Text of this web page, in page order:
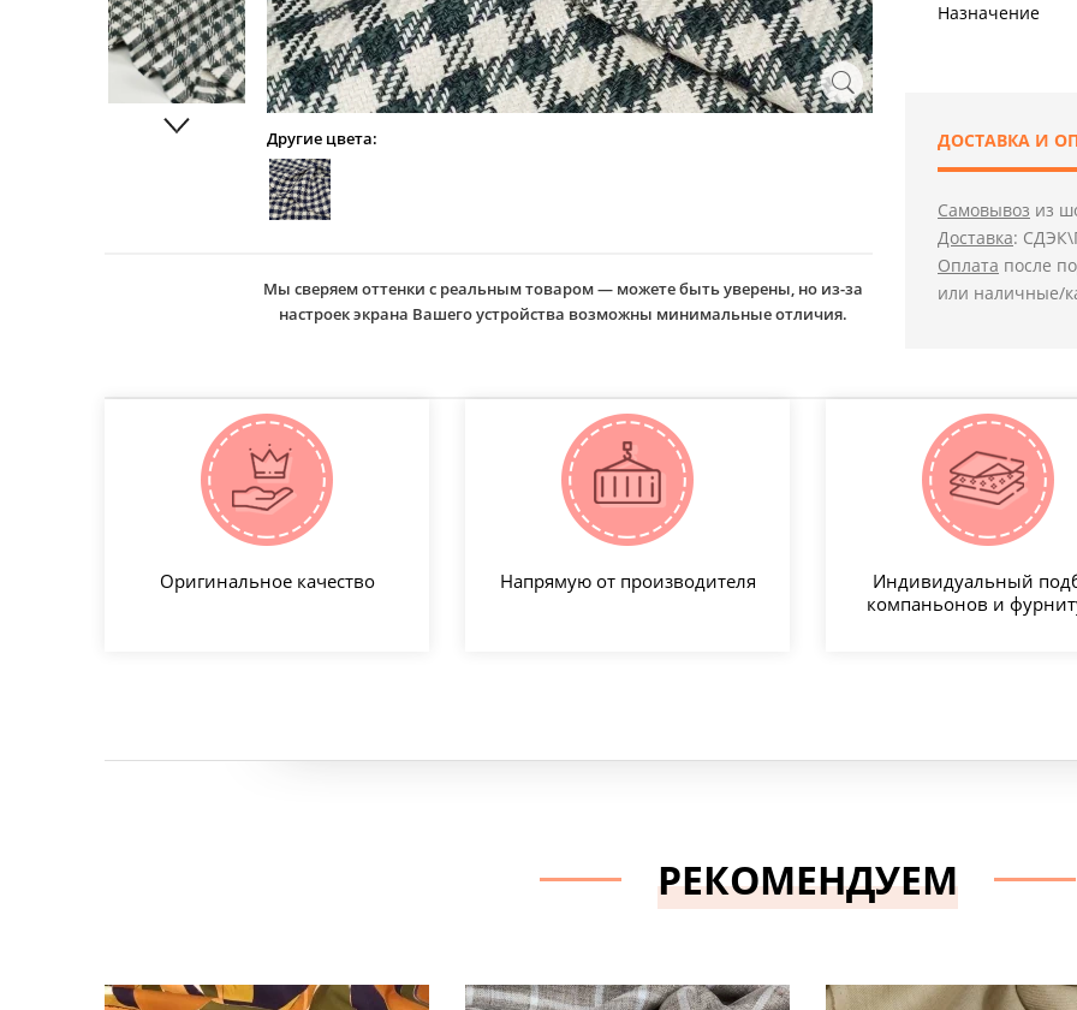
Другие цвета:
Мы сверяем оттенки с реальным товаром — можете быть уверены, но из-за
настроек экрана Вашего устройства возможны минимальные отличия.
Назначение
ДОСТАВКА И
Самовывоз из
Доставка:
Оплата после
или наличные/
Оригинальное качество Напрямую от производителя
Индивидуальный
компаньонов и
РЕКОМЕНДУЕМ